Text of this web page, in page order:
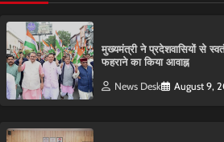
मुख्यमंत्री ने प्रदेशवासियों से
फहराने का किया आवाह्न
News Desk August 9,